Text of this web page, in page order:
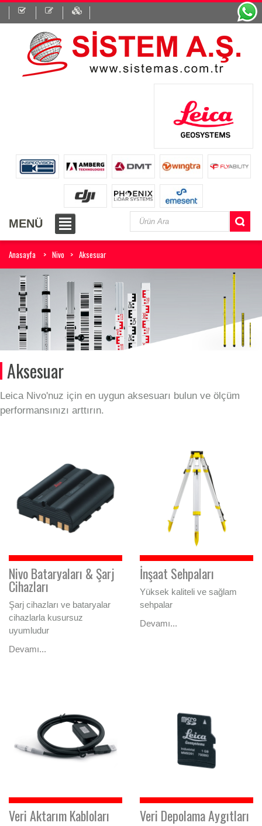
MENÜ
Anasayfa Nivo Aksesuar
Aksesuar
Leica Nivo'nuz için en uygun aksesuarı bulun ve ölçüm
performansınızı arttırın.
Nivo Bataryaları & Şarj
Cihazları
Şarj cihazları ve bataryalar
cihazlarla kusursuz
uyumludur
Devamı...
İnşaat Sehpaları
Yüksek kaliteli ve sağlam
sehpalar
Devamı...
Veri Aktarım Kabloları Veri Depolama Aygıtları